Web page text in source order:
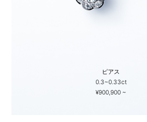
ピアス
0.3~0.33ct
¥900,900 ~